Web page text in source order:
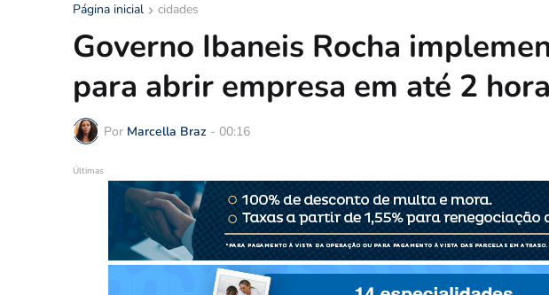
Página inicial cidades
Governo Ibaneis Rocha
para abrir empresa em até 2
Por Marcella Braz - 00:16
Últimas